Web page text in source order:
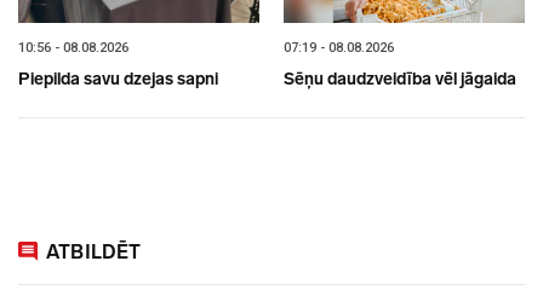
10:56 - 08.08.2026
Piepilda savu dzejas sapni
07:19 - 08.08.2026
Sēņu daudzveidība vēl jāgaida
ATBILDĒT